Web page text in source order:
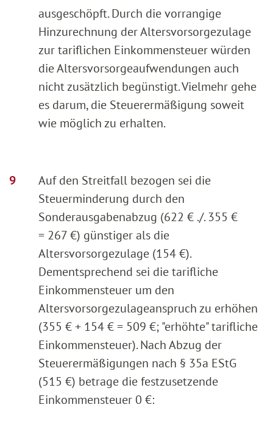
ausgeschöpft. Durch die vorrangige
Hinzurechnung der Altersvorsorgezulage
zur tariflichen Einkommensteuer würden
die Altersvorsorgeaufwendungen auch
nicht zusätzlich begünstigt. Vielmehr gehe
es darum, die Steuerermäßigung soweit
wie möglich zu erhalten.
Auf den Streitfall bezogen sei die
Steuerminderung durch den
Sonderausgabenabzug (622 € ./. 355 €
= 267 €) günstiger als die
Altersvorsorgezulage (154 €).
Dementsprechend sei die tarifliche
Einkommensteuer um den
Altersvorsorgezulageanspruch zu erhöhen
(355 € + 154 € = 509 €; "erhöhte" tarifliche
Einkommensteuer). Nach Abzug der
Steuerermäßigungen nach § 35a EStG
(515 €) betrage die festzusetzende
Einkommensteuer 0 €: